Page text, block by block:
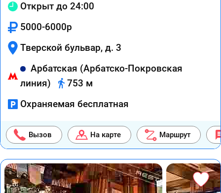
Открыт до 24:00
5000-6000р
Тверской бульвар, д. 3
Арбатская (Арбатско-Покровская
линия)
753 м
Охраняемая бесплатная
Вызов На карте Маршрут